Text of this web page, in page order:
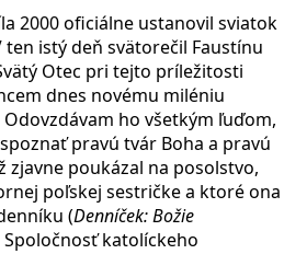
2000 oficiálne ustanovil sviatok
istý deň svätorečil Faustínu
Otec pri tejto príležitosti
dnes novému miléniu
ho všetkým ľuďom,
pravú tvár Boha a pravú
zjavne poukázal na posolstvo,
poľskej sestričke a ktoré ona
(Denníček: Božie
Spoločnosť katolíckeho